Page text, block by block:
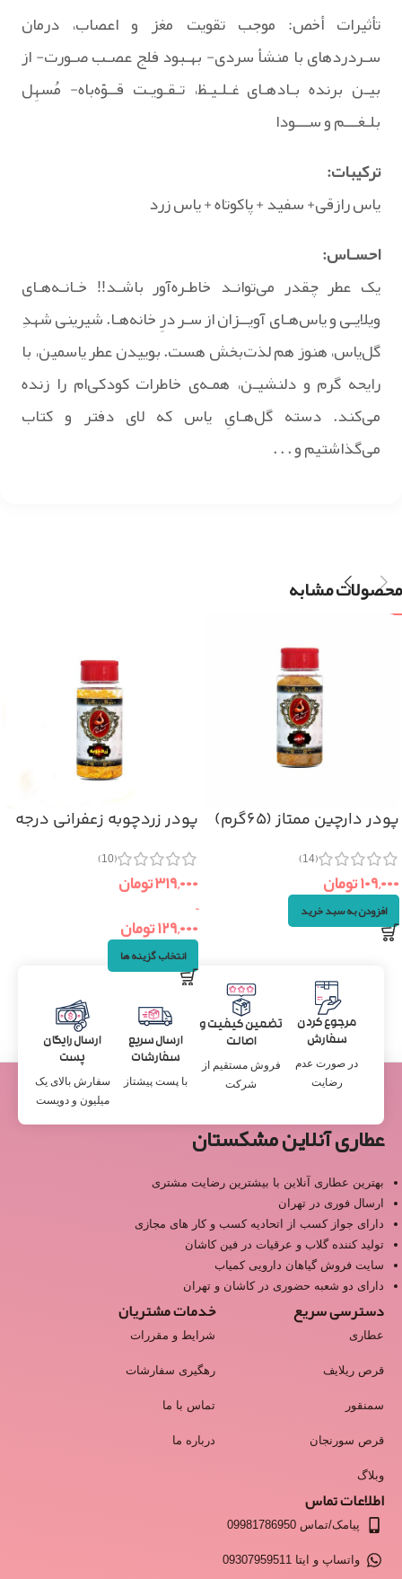
تأثیرات أخص: موجب تقویت مغز و اعصاب، درمان
سـردردهای با منشأ سردی- بهـبود فلج عصـب صـورت- از
بیـن برنده بـادهـای غـلـیـظ، تـقـویـت قــوّه‌باه- مُسهِل
بلـغـــم و ســـودا
ترکیبات:
یاس رازقی+ سفید + پاکوتاه + یاس زرد
احسـاس:
یک عطر چقدر می‌توانـد خاطـره‌آور باشـد!! خـانـه‌هـای
ویلایـی و یاس‌هـای آویــزان از سـر درِ خانه‌هـا. شیرینی شهدِ
گل‌یاس، هنوز هم لذت‌بخش هست. بوییدن عطر یاسمین، با
رایحه گرم و دلنشیـن، همـه‌ی خاطرات کودکی‌ام را زنده
می‌کند. دسته گل‌هـایِ یاس که لای دفتر و کتاب
می‌گذاشتیم و . . .
محصولات مشابه
پودر دارچین ممتاز (۶۵گرم)
(14)
۱۰۹,۰۰۰تومان
افزودن به سبد خرید
پودر زردچوبه زعفرانی درجه
(10)
۳۱۹,۰۰۰تومان
–
۱۲۹,۰۰۰تومان
انتخاب گزینه ها
مرجوع کردن
سفارش
در صورت عدم
رضایت
تضمین کیفیت و
اصالت
فروش مستقیم از
شرکت
ارسال سریع
سفارشات
با پست پیشتاز
ارسال رایگان
پست
سفارش بالای یک
میلیون و دویست
عطاری آنلاین مشکستان
بهترین عطاری آنلاین با بیشترین رضایت مشتری
ارسال فوری در تهران
دارای جواز کسب از اتحادیه کسب و کار های مجازی
تولید کننده گلاب و عرقیات در فین کاشان
سایت فروش گیاهان دارویی کمیاب
دارای دو شعبه حضوری در کاشان و تهران
دسترسی سریع
عطاری
قرص ریلایف
سمنقور
قرص سورنجان
وبلاگ
خدمات مشتریان
شرایط و مقررات
رهگیری سفارشات
تماس با ما
درباره ما
اطلاعات تماس
پیامک/تماس 09981786950
واتساپ و ایتا 09307959511